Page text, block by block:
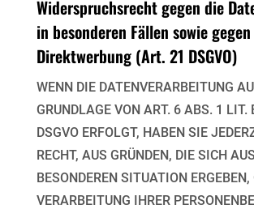
Widerspruchsrecht gegen die
in besonderen Fällen sowie gegen
Direktwerbung (Art. 21 DSGVO)
WENN DIE DATENVERARBEITUNG
GRUNDLAGE VON ART. 6 ABS. 1 LIT.
DSGVO ERFOLGT, HABEN SIE
RECHT, AUS GRÜNDEN, DIE SICH
BESONDEREN SITUATION ERGEBEN,
VERARBEITUNG IHRER